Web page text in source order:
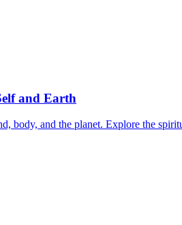
and Earth
body, and the planet. Explore the